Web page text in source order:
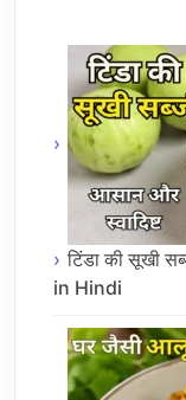
टिंडा की सूखी
in Hindi